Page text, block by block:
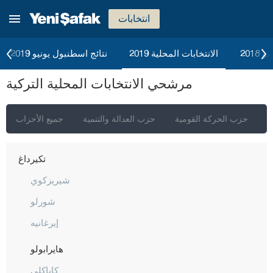
انتخابات
نتائج اسطنبول يونيو 2019 الانتخابات المحلية 2019
مرشحي الانتخابات المحلية التركية
جميع الأحزاب حزب العدالة والتنمية حزب الحركة القومية
صامسون
شانلي أورفا
سيرت
سينوب
سيفاس
تكيرداغ
شيريزكوي
شورلو
إيرغانيه
هايرابولو
كاباكلي